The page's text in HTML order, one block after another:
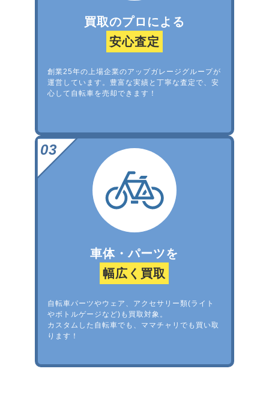
買取のプロによる
安心査定
創業25年の上場企業のアップガレージグループが
運営しています。豊富な実績と丁寧な査定で、安
心して自転車を売却できます！
車体・パーツを
幅広く買取
自転車パーツやウェア、アクセサリー類(ライト
やボトルゲージなど)も買取対象。
カスタムした自転車でも、ママチャリでも買い取
ります！